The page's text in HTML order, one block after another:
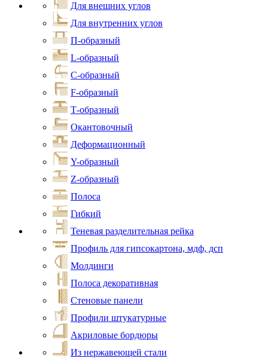
Для внешних углов
Для внутренних углов
П-образный
L-образный
С-образный
F-образный
Т-образный
Окантовочный
Деформационный
Y-образный
Z-образный
Полоса
Гибкий
Теневая разделительная рейка
Профиль для гипсокартона, мдф, дсп
Молдинги
Полоса декоративная
Стеновые панели
Профили штукатурные
Акриловые бордюры
Из нержавеющей стали